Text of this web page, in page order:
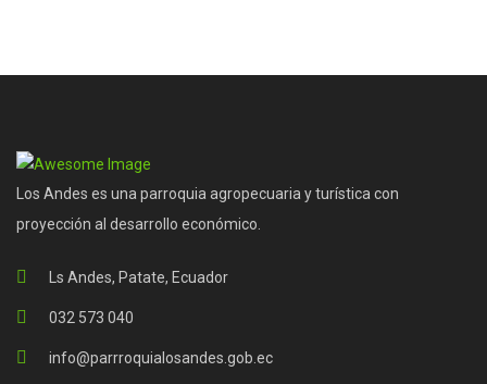
Los Andes es una parroquia agropecuaria y turística con
proyección al desarrollo económico.
Ls Andes, Patate, Ecuador
032 573 040
info@parrroquialosandes.gob.ec